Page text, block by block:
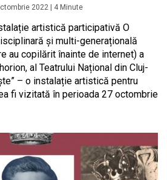
2022 4 Minute
artistică participativă O
și multi-generațională
au copilărit înainte de internet) a
al Teatrului Național din Cluj-
– o instalație artistică pentru
fi vizitată în perioada 27 octombrie